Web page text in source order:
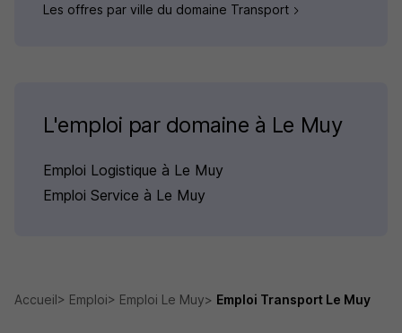
Les offres par ville du domaine Transport
L'emploi par domaine à Le Muy
Emploi Logistique à Le Muy
Emploi Service à Le Muy
Accueil Emploi Emploi Le Muy Emploi Transport Le Muy